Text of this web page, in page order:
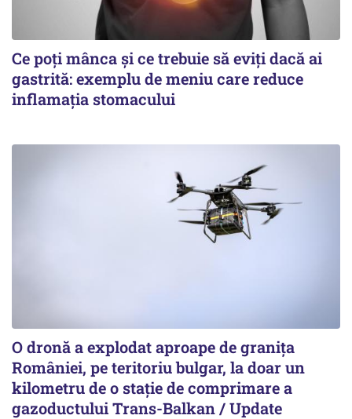
Ce poți mânca și ce trebuie să eviți dacă ai
gastrită: exemplu de meniu care reduce
inflamația stomacului
O dronă a explodat aproape de granița
României, pe teritoriu bulgar, la doar un
kilometru de o stație de comprimare a
gazoductului Trans-Balkan / Update